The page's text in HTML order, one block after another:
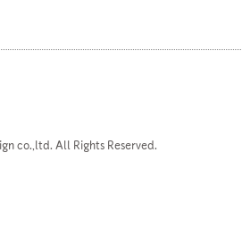
co.,ltd. All Rights Reserved.